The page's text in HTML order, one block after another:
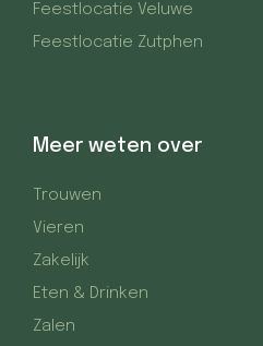
Feestlocatie Veluwe
Feestlocatie Zutphen
Meer weten over
Trouwen
Vieren
Zakelijk
Eten & Drinken
Zalen